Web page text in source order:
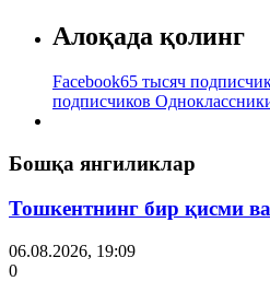
Алоқада қолинг
Facebook65 тысяч
подписчиков
Бошқа янгиликлар
Тошкентнинг бир қисми
06.08.2026, 19:09
0